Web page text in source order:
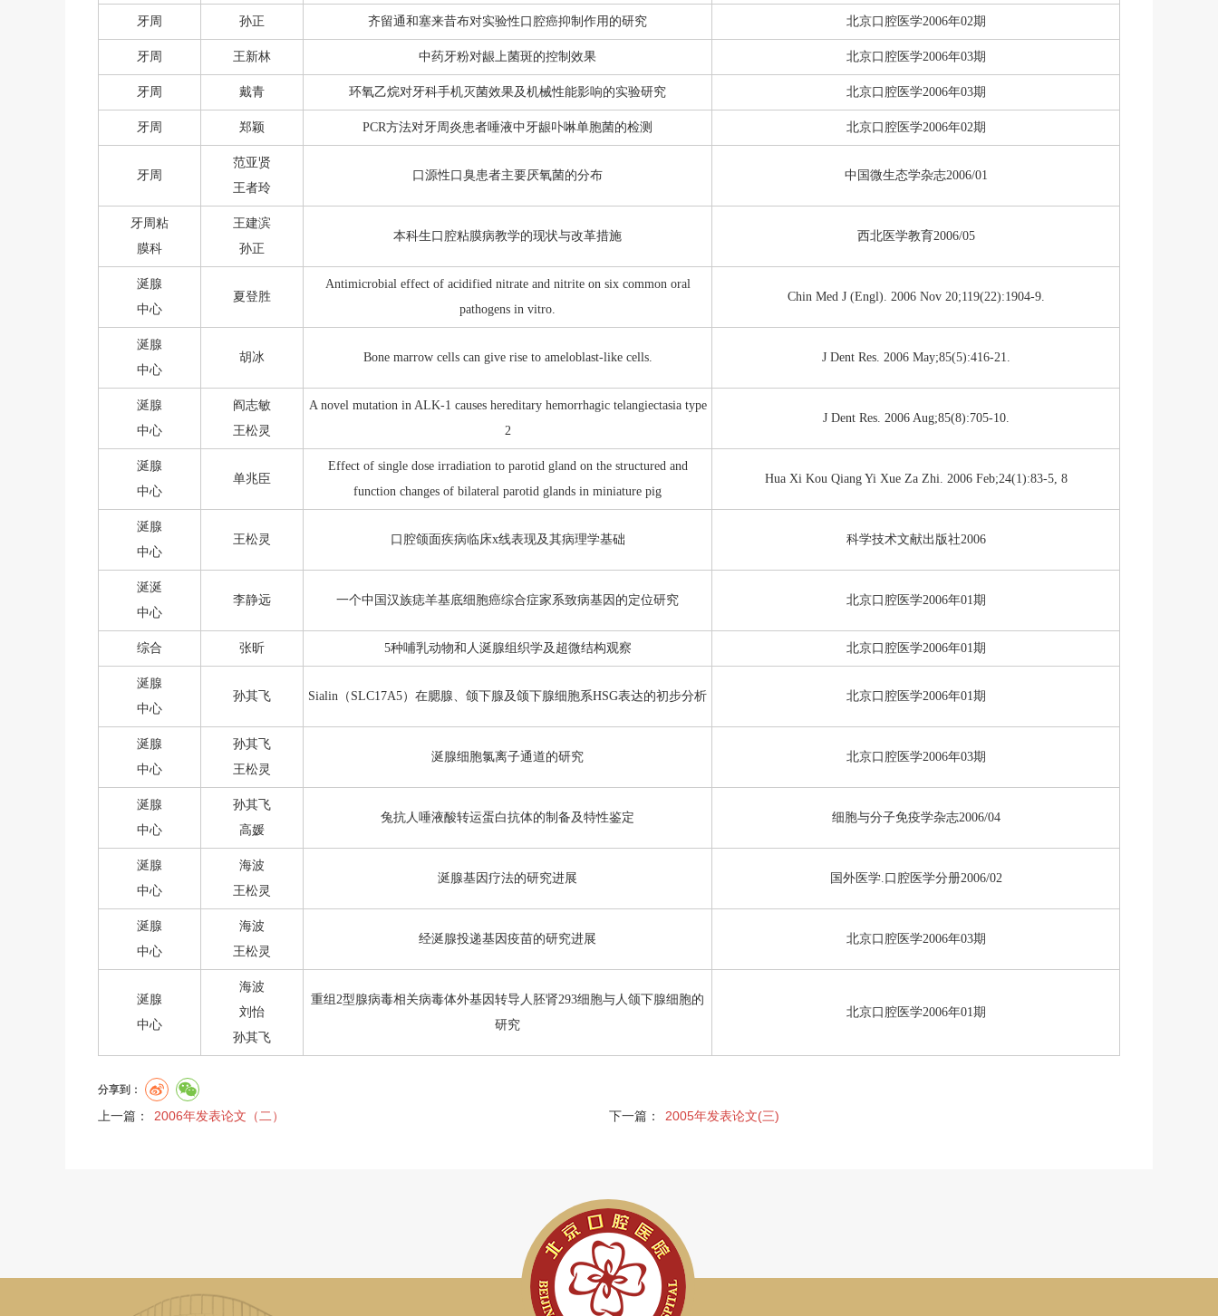
牙周 孙正 齐留通和塞来昔布对实验性口腔癌抑制作用的研究 北京口腔医学2006年02期
牙周 王新林 中药牙粉对龈上菌斑的控制效果 北京口腔医学2006年03期
牙周 戴青 环氧乙烷对牙科手机灭菌效果及机械性能影响的实验研究 北京口腔医学2006年03期
牙周 郑颖 PCR方法对牙周炎患者唾液中牙龈卟啉单胞菌的检测 北京口腔医学2006年02期
牙周
范亚贤
王者玲
口源性口臭患者主要厌氧菌的分布 中国微生态学杂志2006/01
牙周粘
膜科
王建滨
孙正
本科生口腔粘膜病教学的现状与改革措施 西北医学教育2006/05
涎腺
中心
夏登胜
Antimicrobial effect of acidified nitrate and nitrite on six common oral
pathogens in vitro.
Chin Med J (Engl). 2006 Nov 20;119(22):1904-9.
涎腺
中心
胡冰 Bone marrow cells can give rise to ameloblast-like cells. J Dent Res. 2006 May;85(5):416-21.
涎腺
中心
阎志敏
王松灵
A novel mutation in ALK-1 causes hereditary hemorrhagic telangiectasia type
2
J Dent Res. 2006 Aug;85(8):705-10.
涎腺
中心
单兆臣
Effect of single dose irradiation to parotid gland on the structured and
function changes of bilateral parotid glands in miniature pig
Hua Xi Kou Qiang Yi Xue Za Zhi. 2006 Feb;24(1):83-5, 8
涎腺
中心
王松灵 口腔颌面疾病临床x线表现及其病理学基础 科学技术文献出版社2006
涎涎
中心
李静远 一个中国汉族痣羊基底细胞癌综合症家系致病基因的定位研究 北京口腔医学2006年01期
综合 张昕 5种哺乳动物和人涎腺组织学及超微结构观察 北京口腔医学2006年01期
涎腺
中心
孙其飞 Sialin（SLC17A5）在腮腺、颌下腺及颌下腺细胞系HSG表达的初步分析 北京口腔医学2006年01期
涎腺
中心
孙其飞
王松灵
涎腺细胞氯离子通道的研究 北京口腔医学2006年03期
涎腺
中心
孙其飞
高媛
兔抗人唾液酸转运蛋白抗体的制备及特性鉴定 细胞与分子免疫学杂志2006/04
涎腺
中心
海波
王松灵
涎腺基因疗法的研究进展 国外医学.口腔医学分册2006/02
涎腺
中心
海波
王松灵
经涎腺投递基因疫苗的研究进展 北京口腔医学2006年03期
涎腺
中心
海波
刘怡
孙其飞
重组2型腺病毒相关病毒体外基因转导人胚肾293细胞与人颌下腺细胞的
研究
北京口腔医学2006年01期
分享到：
上一篇： 2006年发表论文（二） 下一篇： 2005年发表论文(三)